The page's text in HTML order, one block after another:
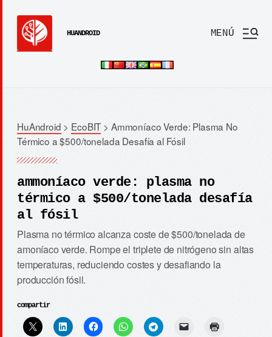
HUANDROID MENÚ
HuAndroid > EcoBIT > Ammoníaco Verde: Plasma No
Térmico a $500/tonelada Desafía al Fósil
ammoníaco verde: plasma no
térmico a $500/tonelada desafía
al fósil
Plasma no térmico alcanza coste de $500/tonelada de
amoníaco verde. Rompe el triplete de nitrógeno sin altas
temperaturas, reduciendo costes y desafiando la
producción fósil.
compartir